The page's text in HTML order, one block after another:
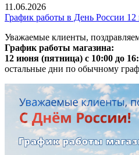
11.06.2026
График работы в День России
Уважаемые клиенты,
График работы магазина:
12 июня (пятница) с 10:00 до
остальные дни по обычному